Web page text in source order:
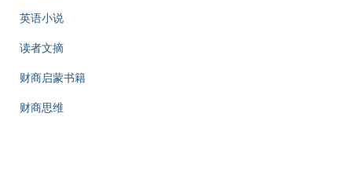
英语小说
读者文摘
财商启蒙书籍
财商思维